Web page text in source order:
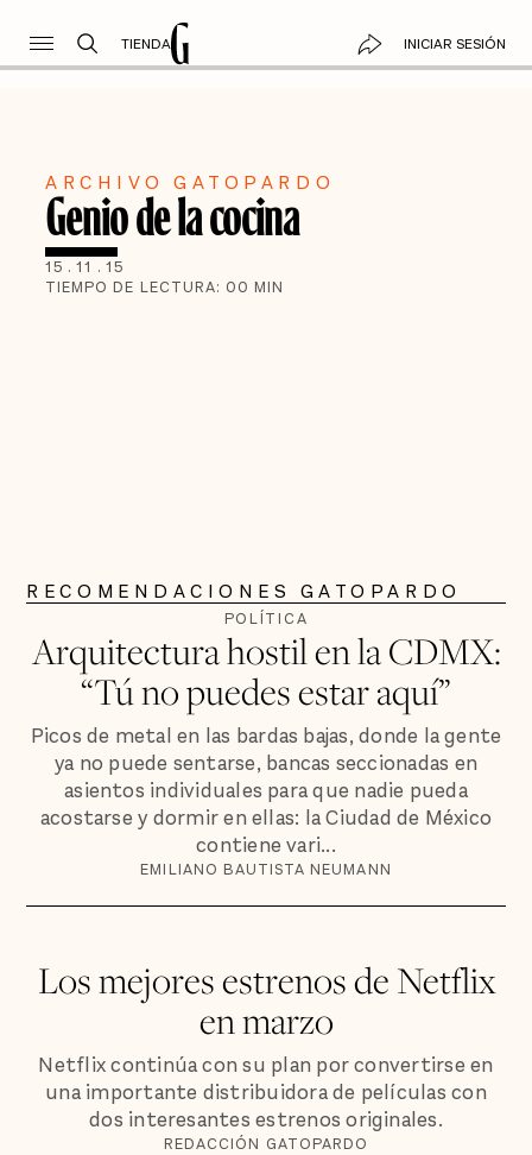
TIENDA INICIAR SESIÓN
ARCHIVO GATOPARDO
Genio de la cocina
15 . 11 . 15
TIEMPO DE LECTURA: 00 MIN
RECOMENDACIONES GATOPARDO
POLÍTICA
Arquitectura hostil en la CDMX:
“Tú no puedes estar aquí”
Picos de metal en las bardas bajas, donde la gente
ya no puede sentarse, bancas seccionadas en
asientos individuales para que nadie pueda
acostarse y dormir en ellas: la Ciudad de México
contiene vari...
EMILIANO BAUTISTA NEUMANN
Los mejores estrenos de Netflix
en marzo
Netflix continúa con su plan por convertirse en
una importante distribuidora de películas con
dos interesantes estrenos originales.
REDACCIÓN GATOPARDO